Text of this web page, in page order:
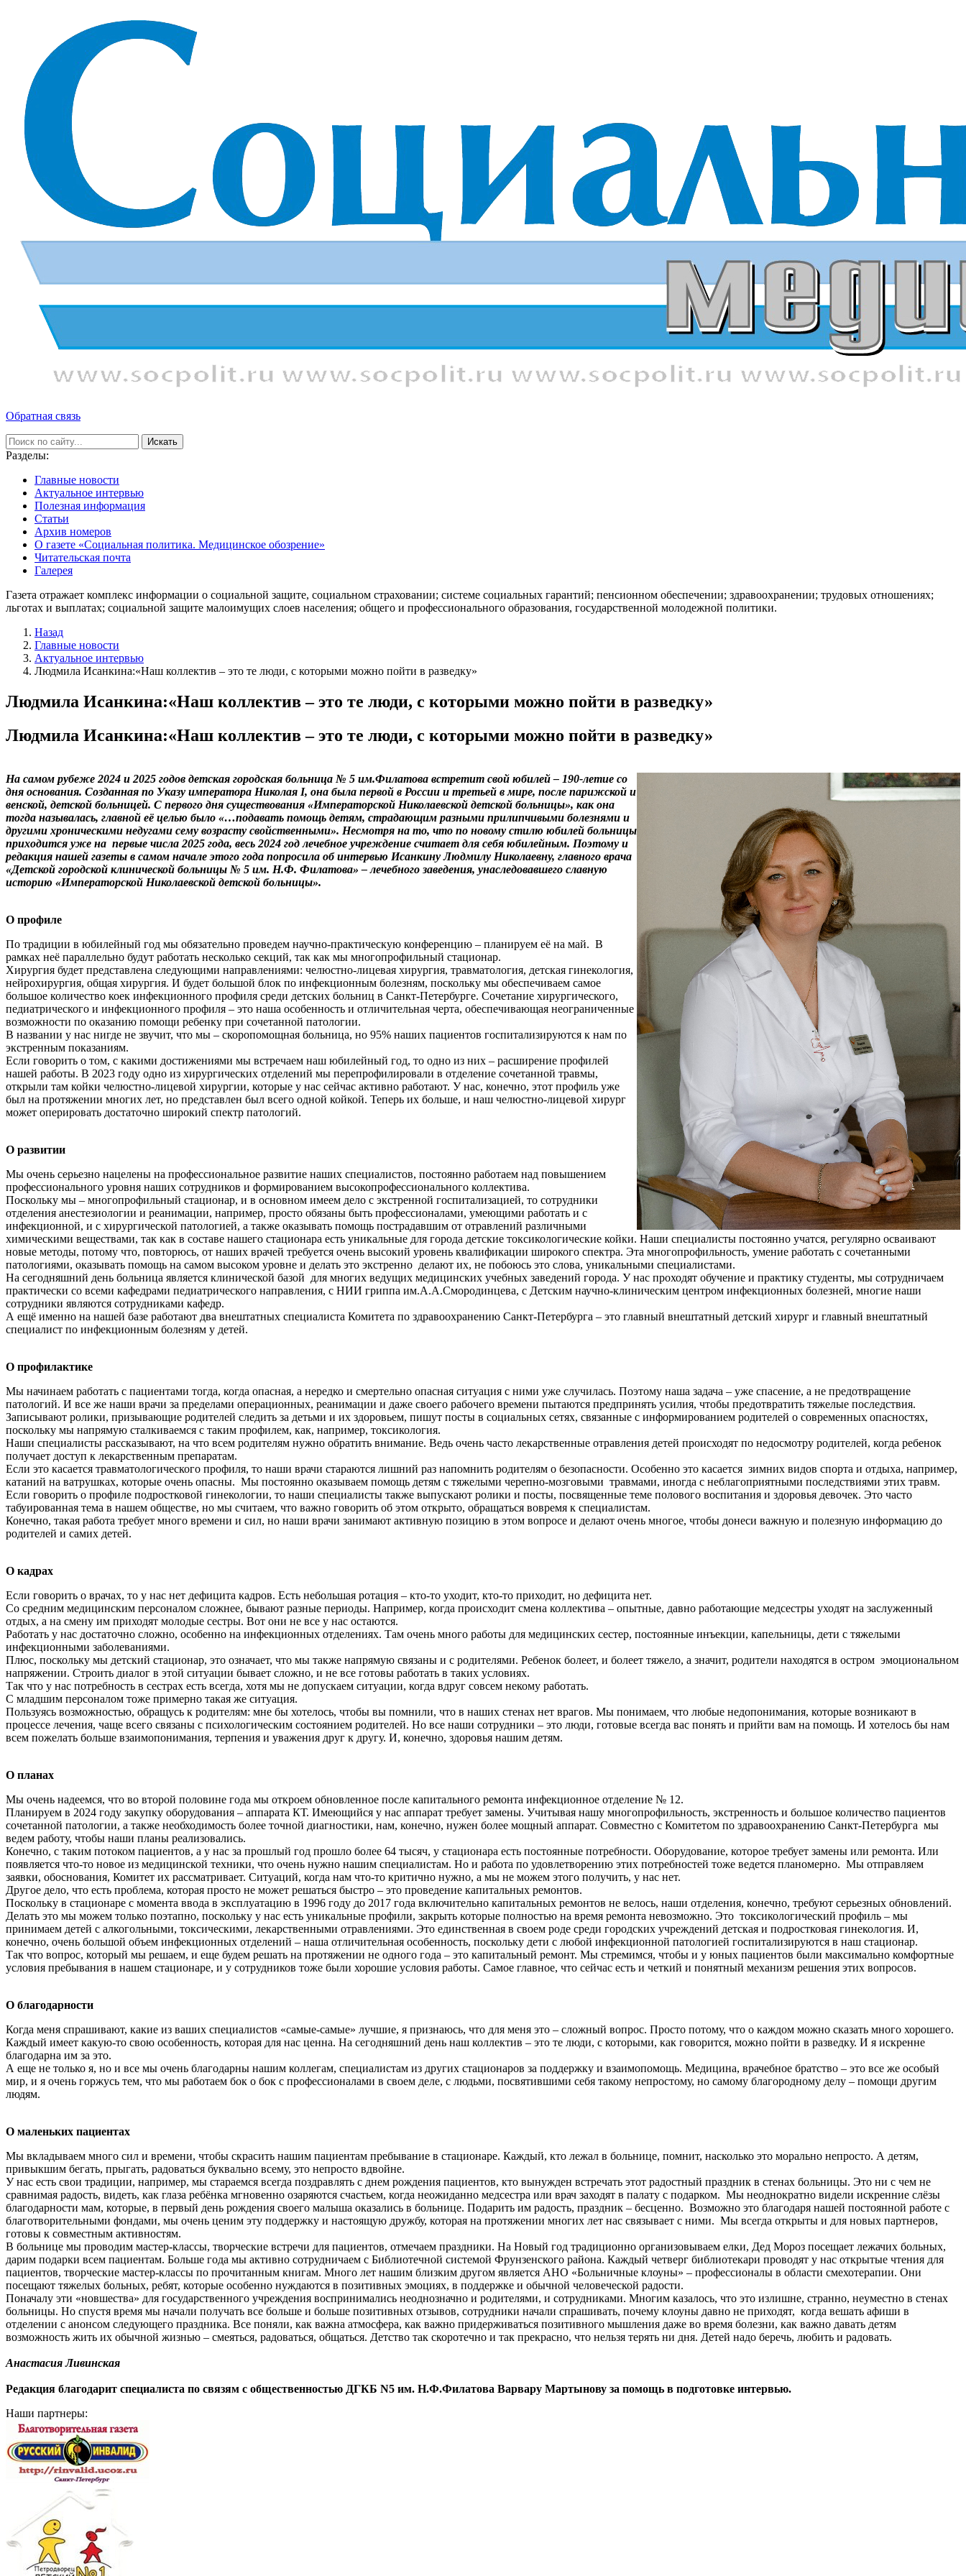
Обратная связь
Искать
Разделы:
Главные новости
Актуальное интервью
Полезная информация
Статьи
Архив номеров
О газете «Социальная политика. Медицинское обозрение»
Читательская почта
Галерея
Газета отражает комплекс информации о социальной защите, социальном страховании; системе социальных гарантий; пенсионном обеспечении; здравоохранении; трудовых отношениях;
льготах и выплатах; социальной защите малоимущих слоев населения; общего и профессионального образования, государственной молодежной политики.
Назад
Главные новости
Актуальное интервью
Людмила Исанкина:«Наш коллектив – это те люди, с которыми можно пойти в разведку»
Людмила Исанкина:«Наш коллектив – это те люди, с которыми можно пойти в разведку»
Людмила Исанкина:«Наш коллектив – это те люди, с которыми можно пойти в разведку»
На самом рубеже 2024 и 2025 годов детская городская больница № 5 им.Филатова встретит свой юбилей – 190-летие со
дня основания. Созданная по Указу императора Николая I, она была первой в России и третьей в мире, после парижской и
венской, детской больницей. С первого дня существования «Императорской Николаевской детской больницы», как она
тогда называлась, главной её целью было «…подавать помощь детям, страдающим разными прилипчивыми болезнями и
другими хроническими недугами сему возрасту свойственными». Несмотря на то, что по новому стилю юбилей больницы
приходится уже на первые числа 2025 года, весь 2024 год лечебное учреждение считает для себя юбилейным. Поэтому и
редакция нашей газеты в самом начале этого года попросила об интервью Исанкину Людмилу Николаевну, главного врача
«Детской городской клинической больницы № 5 им. Н.Ф. Филатова» – лечебного заведения, унаследовавшего славную
историю «Императорской Николаевской детской больницы».
О профиле
По традиции в юбилейный год мы обязательно проведем научно-практическую конференцию – планируем её на май. В
рамках неё параллельно будут работать несколько секций, так как мы многопрофильный стационар.
Хирургия будет представлена следующими направлениями: челюстно-лицевая хирургия, травматология, детская гинекология,
нейрохирургия, общая хирургия. И будет большой блок по инфекционным болезням, поскольку мы обеспечиваем самое
большое количество коек инфекционного профиля среди детских больниц в Санкт-Петербурге. Сочетание хирургического,
педиатрического и инфекционного профиля – это наша особенность и отличительная черта, обеспечивающая неограниченные
возможности по оказанию помощи ребенку при сочетанной патологии.
В названии у нас нигде не звучит, что мы – скоропомощная больница, но 95% наших пациентов госпитализируются к нам по
экстренным показаниям.
Если говорить о том, с какими достижениями мы встречаем наш юбилейный год, то одно из них – расширение профилей
нашей работы. В 2023 году одно из хирургических отделений мы перепрофилировали в отделение сочетанной травмы,
открыли там койки челюстно-лицевой хирургии, которые у нас сейчас активно работают. У нас, конечно, этот профиль уже
был на протяжении многих лет, но представлен был всего одной койкой. Теперь их больше, и наш челюстно-лицевой хирург
может оперировать достаточно широкий спектр патологий.
О развитии
Мы очень серьезно нацелены на профессиональное развитие наших специалистов, постоянно работаем над повышением
профессионального уровня наших сотрудников и формированием высокопрофессионального коллектива.
Поскольку мы – многопрофильный стационар, и в основном имеем дело с экстренной госпитализацией, то сотрудники
отделения анестезиологии и реанимации, например, просто обязаны быть профессионалами, умеющими работать и с
инфекционной, и с хирургической патологией, а также оказывать помощь пострадавшим от отравлений различными
химическими веществами, так как в составе нашего стационара есть уникальные для города детские токсикологические койки. Наши специалисты постоянно учатся, регулярно осваивают
новые методы, потому что, повторюсь, от наших врачей требуется очень высокий уровень квалификации широкого спектра. Эта многопрофильность, умение работать с сочетанными
патологиями, оказывать помощь на самом высоком уровне и делать это экстренно делают их, не побоюсь это слова, уникальными специалистами.
На сегодняшний день больница является клинической базой для многих ведущих медицинских учебных заведений города. У нас проходят обучение и практику студенты, мы сотрудничаем
практически со всеми кафедрами педиатрического направления, с НИИ гриппа им.А.А.Смородинцева, с Детским научно-клиническим центром инфекционных болезней, многие наши
сотрудники являются сотрудниками кафедр.
А ещё именно на нашей базе работают два внештатных специалиста Комитета по здравоохранению Санкт-Петербурга – это главный внештатный детский хирург и главный внештатный
специалист по инфекционным болезням у детей.
О профилактике
Мы начинаем работать с пациентами тогда, когда опасная, а нередко и смертельно опасная ситуация с ними уже случилась. Поэтому наша задача – уже спасение, а не предотвращение
патологий. И все же наши врачи за пределами операционных, реанимации и даже своего рабочего времени пытаются предпринять усилия, чтобы предотвратить тяжелые последствия.
Записывают ролики, призывающие родителей следить за детьми и их здоровьем, пишут посты в социальных сетях, связанные с информированием родителей о современных опасностях,
поскольку мы напрямую сталкиваемся с таким профилем, как, например, токсикология.
Наши специалисты рассказывают, на что всем родителям нужно обратить внимание. Ведь очень часто лекарственные отравления детей происходят по недосмотру родителей, когда ребенок
получает доступ к лекарственным препаратам.
Если это касается травматологического профиля, то наши врачи стараются лишний раз напомнить родителям о безопасности. Особенно это касается зимних видов спорта и отдыха, например,
катаний на ватрушках, которые очень опасны. Мы постоянно оказываем помощь детям с тяжелыми черепно-мозговыми травмами, иногда с неблагоприятными последствиями этих травм.
Если говорить о профиле подростковой гинекологии, то наши специалисты также выпускают ролики и посты, посвященные теме полового воспитания и здоровья девочек. Это часто
табуированная тема в нашем обществе, но мы считаем, что важно говорить об этом открыто, обращаться вовремя к специалистам.
Конечно, такая работа требует много времени и сил, но наши врачи занимают активную позицию в этом вопросе и делают очень многое, чтобы донеси важную и полезную информацию до
родителей и самих детей.
О кадрах
Если говорить о врачах, то у нас нет дефицита кадров. Есть небольшая ротация – кто-то уходит, кто-то приходит, но дефицита нет.
Со средним медицинским персоналом сложнее, бывают разные периоды. Например, когда происходит смена коллектива – опытные, давно работающие медсестры уходят на заслуженный
отдых, а на смену им приходят молодые сестры. Вот они не все у нас остаются.
Работать у нас достаточно сложно, особенно на инфекционных отделениях. Там очень много работы для медицинских сестер, постоянные инъекции, капельницы, дети с тяжелыми
инфекционными заболеваниями.
Плюс, поскольку мы детский стационар, это означает, что мы также напрямую связаны и с родителями. Ребенок болеет, и болеет тяжело, а значит, родители находятся в остром эмоциональном
напряжении. Строить диалог в этой ситуации бывает сложно, и не все готовы работать в таких условиях.
Так что у нас потребность в сестрах есть всегда, хотя мы не допускаем ситуации, когда вдруг совсем некому работать.
С младшим персоналом тоже примерно такая же ситуация.
Пользуясь возможностью, обращусь к родителям: мне бы хотелось, чтобы вы помнили, что в наших стенах нет врагов. Мы понимаем, что любые недопонимания, которые возникают в
процессе лечения, чаще всего связаны с психологическим состоянием родителей. Но все наши сотрудники – это люди, готовые всегда вас понять и прийти вам на помощь. И хотелось бы нам
всем пожелать больше взаимопонимания, терпения и уважения друг к другу. И, конечно, здоровья нашим детям.
О планах
Мы очень надеемся, что во второй половине года мы откроем обновленное после капитального ремонта инфекционное отделение № 12.
Планируем в 2024 году закупку оборудования – аппарата КТ. Имеющийся у нас аппарат требует замены. Учитывая нашу многопрофильность, экстренность и большое количество пациентов
сочетанной патологии, а также необходимость более точной диагностики, нам, конечно, нужен более мощный аппарат. Совместно с Комитетом по здравоохранению Санкт-Петербурга мы
ведем работу, чтобы наши планы реализовались.
Конечно, с таким потоком пациентов, а у нас за прошлый год прошло более 64 тысяч, у стационара есть постоянные потребности. Оборудование, которое требует замены или ремонта. Или
появляется что-то новое из медицинской техники, что очень нужно нашим специалистам. Но и работа по удовлетворению этих потребностей тоже ведется планомерно. Мы отправляем
заявки, обоснования, Комитет их рассматривает. Ситуаций, когда нам что-то критично нужно, а мы не можем этого получить, у нас нет.
Другое дело, что есть проблема, которая просто не может решаться быстро – это проведение капитальных ремонтов.
Поскольку в стационаре с момента ввода в эксплуатацию в 1996 году до 2017 года включительно капитальных ремонтов не велось, наши отделения, конечно, требуют серьезных обновлений.
Делать это мы можем только поэтапно, поскольку у нас есть уникальные профили, закрыть которые полностью на время ремонта невозможно. Это токсикологический профиль – мы
принимаем детей с алкогольными, токсическими, лекарственными отравлениями. Это единственная в своем роде среди городских учреждений детская и подростковая гинекология. И,
конечно, очень большой объем инфекционных отделений – наша отличительная особенность, поскольку дети с любой инфекционной патологией госпитализируются в наш стационар.
Так что вопрос, который мы решаем, и еще будем решать на протяжении не одного года – это капитальный ремонт. Мы стремимся, чтобы и у юных пациентов были максимально комфортные
условия пребывания в нашем стационаре, и у сотрудников тоже были хорошие условия работы. Самое главное, что сейчас есть и четкий и понятный механизм решения этих вопросов.
О благодарности
Когда меня спрашивают, какие из ваших специалистов «самые-самые» лучшие, я признаюсь, что для меня это – сложный вопрос. Просто потому, что о каждом можно сказать много хорошего.
Каждый имеет какую-то свою особенность, которая для нас ценна. На сегодняшний день наш коллектив – это те люди, с которыми, как говорится, можно пойти в разведку. И я искренне
благодарна им за это.
А еще не только я, но и все мы очень благодарны нашим коллегам, специалистам из других стационаров за поддержку и взаимопомощь. Медицина, врачебное братство – это все же особый
мир, и я очень горжусь тем, что мы работаем бок о бок с профессионалами в своем деле, с людьми, посвятившими себя такому непростому, но самому благородному делу – помощи другим
людям.
О маленьких пациентах
Мы вкладываем много сил и времени, чтобы скрасить нашим пациентам пребывание в стационаре. Каждый, кто лежал в больнице, помнит, насколько это морально непросто. А детям,
привыкшим бегать, прыгать, радоваться буквально всему, это непросто вдвойне.
У нас есть свои традиции, например, мы стараемся всегда поздравлять с днем рождения пациентов, кто вынужден встречать этот радостный праздник в стенах больницы. Это ни с чем не
сравнимая радость, видеть, как глаза ребёнка мгновенно озаряются счастьем, когда неожиданно медсестра или врач заходят в палату с подарком. Мы неоднократно видели искренние слёзы
благодарности мам, которые, в первый день рождения своего малыша оказались в больнице. Подарить им радость, праздник – бесценно. Возможно это благодаря нашей постоянной работе с
благотворительными фондами, мы очень ценим эту поддержку и настоящую дружбу, которая на протяжении многих лет нас связывает с ними. Мы всегда открыты и для новых партнеров,
готовы к совместным активностям.
В больнице мы проводим мастер-классы, творческие встречи для пациентов, отмечаем праздники. На Новый год традиционно организовываем елки, Дед Мороз посещает лежачих больных,
дарим подарки всем пациентам. Больше года мы активно сотрудничаем с Библиотечной системой Фрунзенского района. Каждый четверг библиотекари проводят у нас открытые чтения для
пациентов, творческие мастер-классы по прочитанным книгам. Много лет нашим близким другом является АНО «Больничные клоуны» – профессионалы в области смехотерапии. Они
посещают тяжелых больных, ребят, которые особенно нуждаются в позитивных эмоциях, в поддержке и обычной человеческой радости.
Поначалу эти «новшества» для государственного учреждения воспринимались неоднозначно и родителями, и сотрудниками. Многим казалось, что это излишне, странно, неуместно в стенах
больницы. Но спустя время мы начали получать все больше и больше позитивных отзывов, сотрудники начали спрашивать, почему клоуны давно не приходят, когда вешать афиши в
отделении с анонсом следующего праздника. Все поняли, как важна атмосфера, как важно придерживаться позитивного мышления даже во время болезни, как важно давать детям
возможность жить их обычной жизнью – смеяться, радоваться, общаться. Детство так скоротечно и так прекрасно, что нельзя терять ни дня. Детей надо беречь, любить и радовать.
Анастасия Ливинская
Редакция благодарит специалиста по связям с общественностью ДГКБ N5 им. Н.Ф.Филатова Варвару Мартынову за помощь в подготовке интервью.
Наши партнеры: